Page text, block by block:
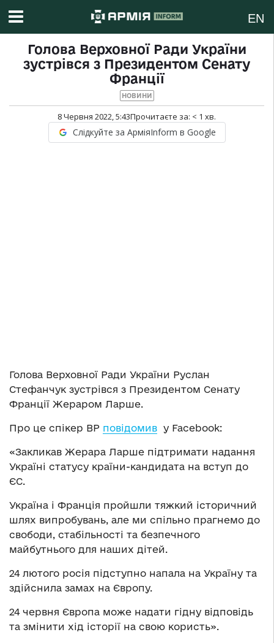
EN
Голова Верховної Ради України
зустрівся з Президентом Сенату
Франції
НОВИНИ
8 Червня 2022, 5:43Прочитаєте за: < 1 хв.
Слідкуйте за АрміяInform в Google
Голова Верховної Ради України Руслан
Стефанчук зустрівся з Президентом Сенату
Франції Жераром Ларше.
Про це спікер ВР повідомив у Facebook:
«Закликав Жерара Ларше підтримати надання
Україні статусу країни-кандидата на вступ до
ЄС.
Україна і Франція пройшли тяжкий історичний
шлях випробувань, але ми спільно прагнемо до
свободи, стабільності та безпечного
майбутнього для наших дітей.
24 лютого росія підступно напала на Україну та
здійснила замах на Європу.
24 червня Європа може надати гідну відповідь
та змінити хід історії на свою користь».